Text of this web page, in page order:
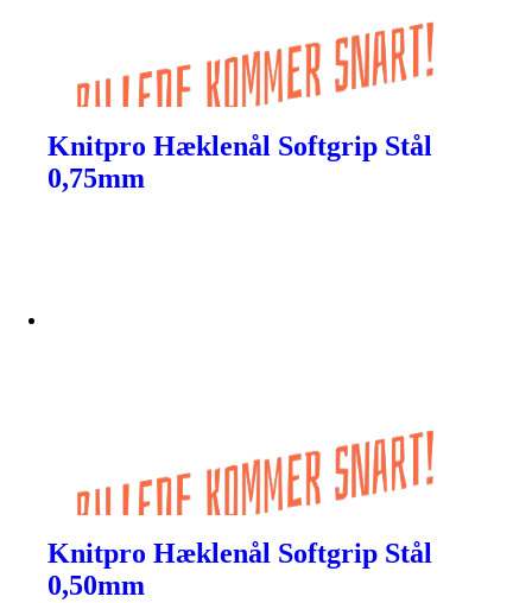
Knitpro Hæklenål Softgrip Stål
0,75mm
Knitpro Hæklenål Softgrip Stål
0,50mm